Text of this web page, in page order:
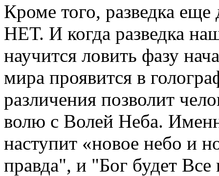
Кроме того, разведка
НЕТ. И когда разведка
научится ловить фазу
мира проявится в
различения позволит
волю с Волей Неба.
наступит «новое небо и
правда", и "Бог будет Все